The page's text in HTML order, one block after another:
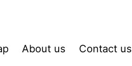
About us Contact us